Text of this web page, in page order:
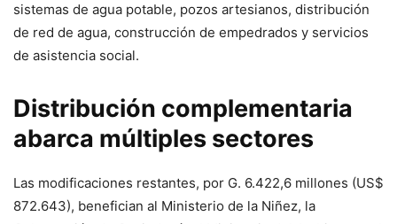
sistemas de agua potable, pozos artesianos, distribución
de red de agua, construcción de empedrados y servicios
de asistencia social.
Distribución complementaria
abarca múltiples sectores
Las modificaciones restantes, por G. 6.422,6 millones (US$
872.643), benefician al Ministerio de la Niñez, la